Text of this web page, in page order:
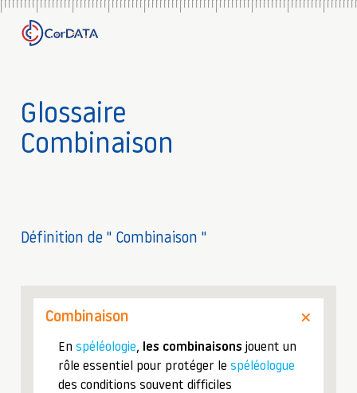
Glossaire
Combinaison
Définition de " Combinaison "
Combinaison
En spéléologie, les combinaisons jouent un
rôle essentiel pour protéger le spéléologue
des conditions souvent difficiles